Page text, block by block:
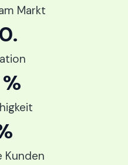
Markt
0.
%
Kunden